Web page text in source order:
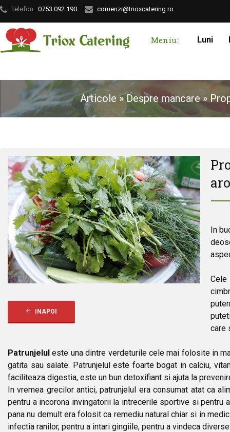
Telefon: 0753 092 190 comenzi@trioxcatering.ro
Meniu: Luni
Articole »Despre mancare»
INAPOI
In
Cele
care
Patrunjelul este una dintre verdeturile cele mai folosite in
gatita sau salate. Patrunjelul este foarte bogat in calciu,
faciliteaza digestia, este un bun detoxifiant si ajuta la
In vremea grecilor antici, patrunjelul era consumat atat ca
pentru a incorona invingatorii la intrecerile sportive si
pana nu demult era folosit ca remediu natural chiar si in
infectia ranilor, pentru a intari gingiile, pentru a vindeca